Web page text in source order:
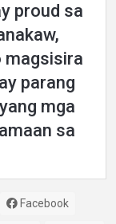
proud sa
magsisira
parang
mga
sa
Facebook